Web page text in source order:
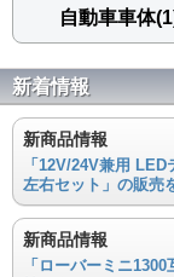
自動車車体
新着情報
新商品情報
「12V/24V兼用
左右セット」の販売
新商品情報
「ローバーミニ